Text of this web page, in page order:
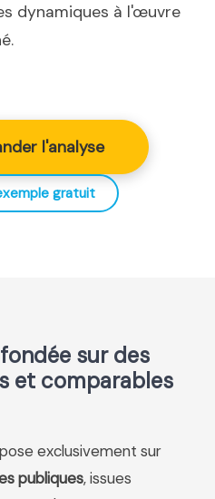
dynamiques à l'œuvre
l'analyse
gratuit
sur des
et comparables
exclusivement sur
publiques, issues